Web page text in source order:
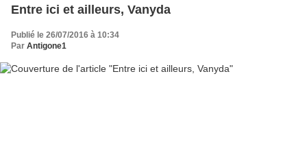
Entre ici et ailleurs, Vanyda
Publié le 26/07/2016 à 10:34
Par Antigone1